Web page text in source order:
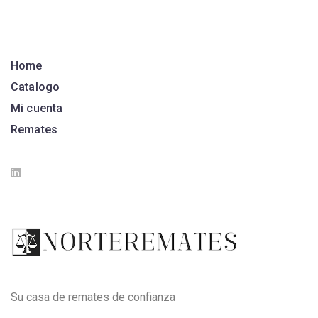
Home
Catalogo
Mi cuenta
Remates
Su casa de remates de confianza